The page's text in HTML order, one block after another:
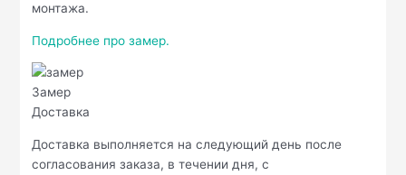
монтажа.
Подробнее про замер.
Замер
Доставка
Доставка выполняется на следующий день после
согласования заказа, в течении дня, с